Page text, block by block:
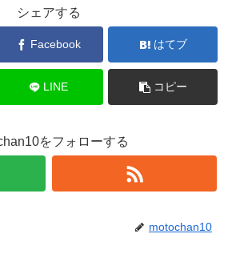
シェアする
Facebook はてブ
LINE コピー
をフォローする
motochan10